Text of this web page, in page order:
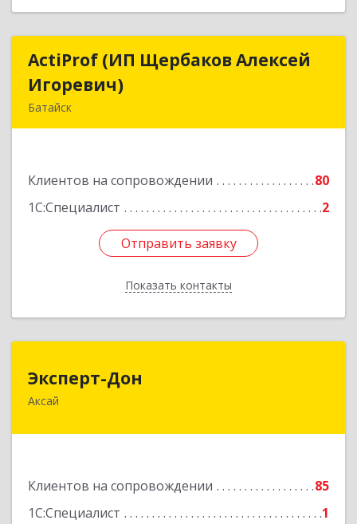
ActiProf (ИП Щербаков Алексей
Игоревич)
Батайск
Клиентов на сопровождении
80
1С:Специалист
2
Отправить заявку
Показать контакты
ActiProf (ИП Щербаков Алексей
Подробнее
Отправить заявку
Назад
Эксперт-Дон
Аксай
Клиентов на сопровождении
85
1С:Специалист
1
346720, Ростовская обл, Аксай г, Буденного ул,